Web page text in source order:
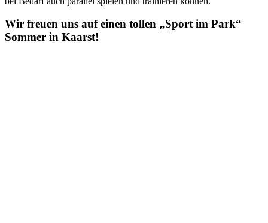
Wir freuen uns auf einen tollen „Sport im Park“
Sommer in Kaarst!